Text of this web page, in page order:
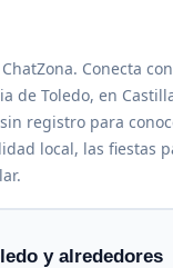
Conecta
de Toledo, en
registro para
local, las fiestas
y alrededores